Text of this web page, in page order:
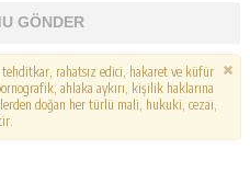
GÖNDER
tehditkar, rahatsız edici, hakaret ve küfür
ahlaka aykırı, kişilik haklarına
doğan her türlü mali, hukuki, cezai,